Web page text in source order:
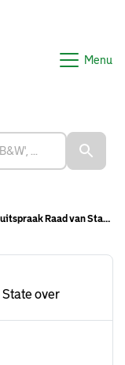
Menu
State over bestemmingsplan Feyenoord City
over